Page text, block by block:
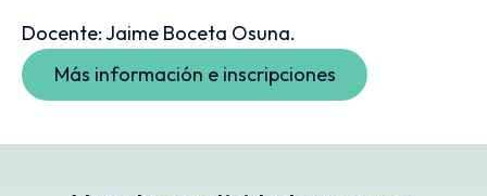
Docente: Jaime Boceta Osuna.
Más información e inscripciones